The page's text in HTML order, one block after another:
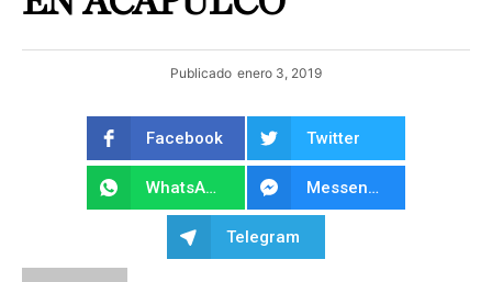
Publicado enero 3, 2019
Facebook Twitter
WhatsApp Messenger
Telegram